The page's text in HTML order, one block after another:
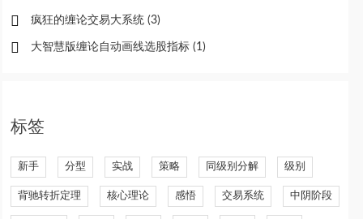
疯狂的缠论交易大系统 (3)
大智慧版缠论自动画线选股指标 (1)
标签
新手 分型 实战 策略 同级别分解 级别
背驰转折定理 核心理论 感悟 交易系统 中阴阶段